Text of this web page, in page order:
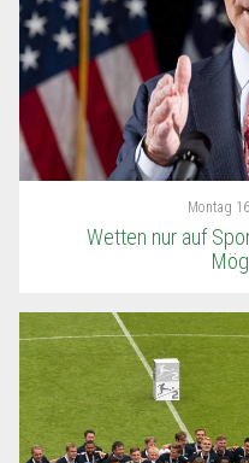
Montag
Wetten nur auf